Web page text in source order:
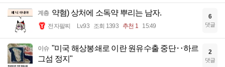
계층 약혐) 상처에 소독약 뿌리는 남자.
전자팔찌 Lv.93 조회 1393 추천 1 15:49
6
댓글
이슈 "미국 해상봉쇄로 이란 원유수출 중단‥하르
그섬 정지"
2
댓글